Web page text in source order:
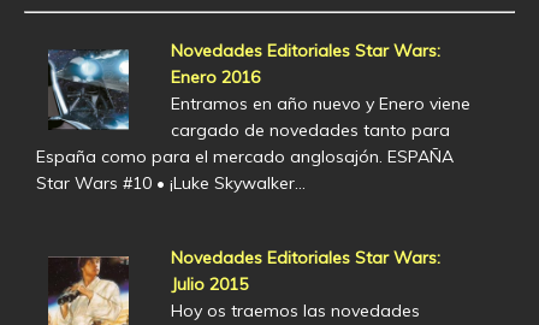
Novedades Editoriales Star Wars:
Enero 2016
Entramos en año nuevo y Enero viene
cargado de novedades tanto para
España como para el mercado anglosajón. ESPAÑA
Star Wars #10 • ¡Luke Skywalker…
Novedades Editoriales Star Wars:
Julio 2015
Hoy os traemos las novedades